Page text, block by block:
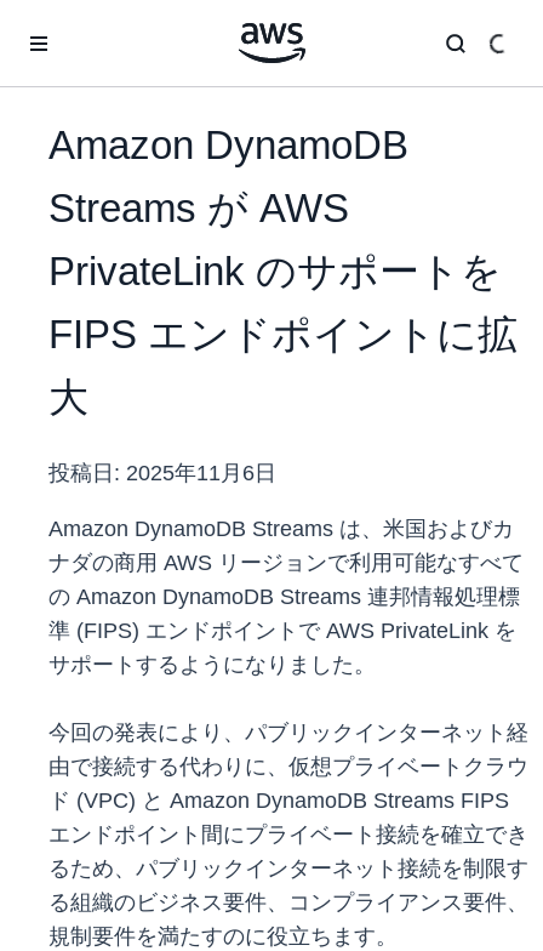
Amazon DynamoDB
Streams が AWS
PrivateLink のサポートを
FIPS エンドポイントに拡
大
投稿日: 2025年11月6日
Amazon DynamoDB Streams は、米国およびカ
ナダの商用 AWS リージョンで利用可能なすべて
の Amazon DynamoDB Streams 連邦情報処理標
準 (FIPS) エンドポイントで AWS PrivateLink を
サポートするようになりました。
今回の発表により、パブリックインターネット経
由で接続する代わりに、仮想プライベートクラウ
ド (VPC) と Amazon DynamoDB Streams FIPS
エンドポイント間にプライベート接続を確立でき
るため、パブリックインターネット接続を制限す
る組織のビジネス要件、コンプライアンス要件、
規制要件を満たすのに役立ちます。